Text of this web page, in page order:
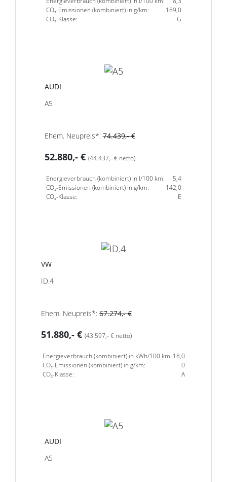
CO₂-Emissionen (kombiniert) in g/km:
189,0
CO₂-Klasse:
G
AUDI
A5
Ehem. Neupreis*:74.439,- €
52.880,- € (44.437,- € netto)
Energieverbrauch (kombiniert) in l/100 km:
5,4
CO₂-Emissionen (kombiniert) in g/km:
142,0
CO₂-Klasse:
E
VW
ID.4
Ehem. Neupreis*:67.274,- €
51.880,- € (43.597,- € netto)
Energieverbrauch (kombiniert) in kWh/100 km: 18,0
CO₂-Emissionen (kombiniert) in g/km:
0
CO₂-Klasse:
A
AUDI
A5